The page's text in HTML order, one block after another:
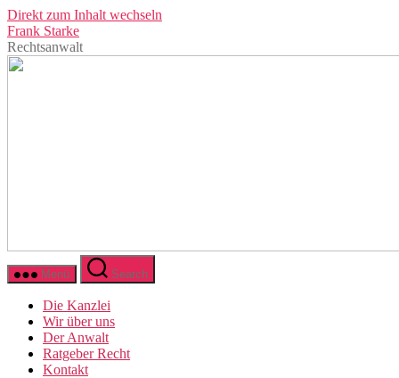
Direkt zum Inhalt wechseln
Frank Starke
Rechtsanwalt
Menü Search
Die Kanzlei
Wir über uns
Der Anwalt
Ratgeber Recht
Kontakt